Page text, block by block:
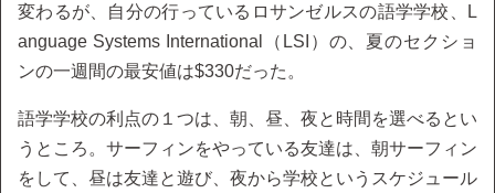
変わるが、自分の行っているロサンゼルスの語学学校、L
anguage Systems International（LSI）の、夏のセクショ
ンの一週間の最安値は$330だった。
語学学校の利点の１つは、朝、昼、夜と時間を選べるとい
うところ。サーフィンをやっている友達は、朝サーフィン
をして、昼は友達と遊び、夜から学校というスケジュール